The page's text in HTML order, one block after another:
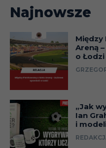
Najnowsze
Areną
o Łodzi
„Jak
Ian
i